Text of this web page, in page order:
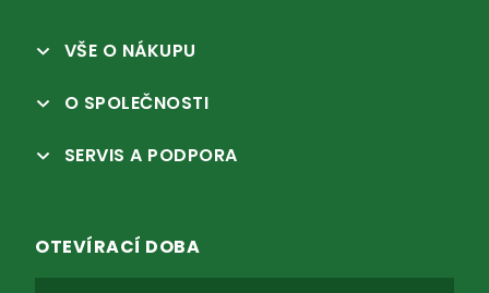
VŠE O NÁKUPU
O SPOLEČNOSTI
SERVIS A PODPORA
OTEVÍRACÍ DOBA